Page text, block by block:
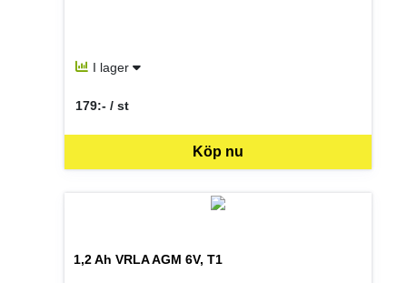
I lager
Köp nu
179:- / st
SEK per ST
1,2 Ah VRLA AGM 6V, T1